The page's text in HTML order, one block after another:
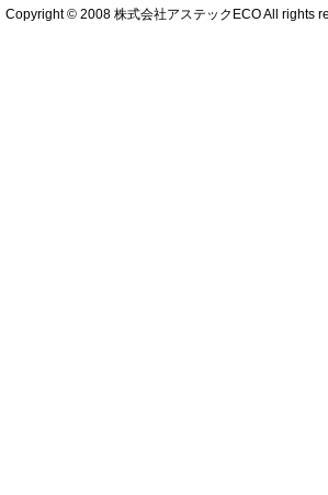
Copyright © 2008 株式会社アステックECO All rights